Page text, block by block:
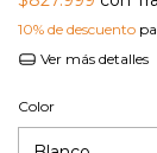
10% de descuento
Ver más detalles
Color